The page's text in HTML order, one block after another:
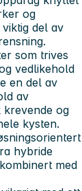
og
del av
som trives
vedlikehold
en del av
av
og
kysten.
hybride
med